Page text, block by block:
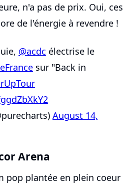
n'a pas de prix. Oui, ces
de l'énergie à revendre !
@acdc électrise le
sur "Back in
August 14,
Arena
pop plantée en plein coeur